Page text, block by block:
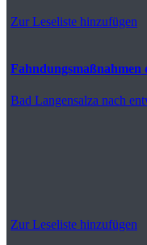
Zur Leseliste hinzufügen
Fahndungsmaßnahmen
Bad Langensalza nach
Zur Leseliste hinzufügen